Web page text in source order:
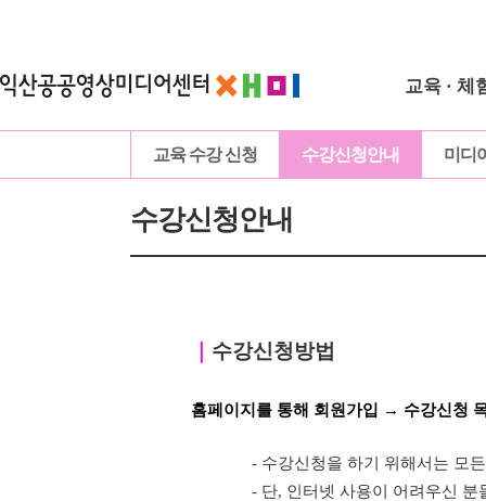
교육 · 체
교육 수강 신청 수강신청안내 미디
수강신청안내
수강신청방법
홈페이지를 통해 회원가입 → 수강신청
- 수강신청을 하기 위해서는 모
- 단, 인터넷 사용이 어려우신